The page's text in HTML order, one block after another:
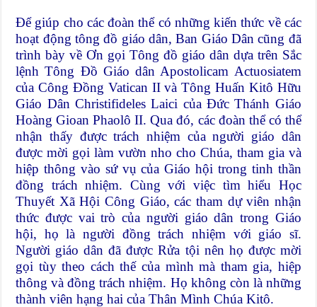
Để giúp cho các đoàn thể có những kiến thức về các
hoạt động tông đồ giáo dân, Ban Giáo Dân cũng đã
trình bày về Ơn gọi Tông đồ giáo dân dựa trên Sắc
lệnh Tông Đồ Giáo dân Apostolicam Actuosiatem
của Công Đồng Vatican II và Tông Huấn Kitô Hữu
Giáo Dân Christifideles Laici của Đức Thánh Giáo
Hoàng Gioan Phaolô II. Qua đó, các đoàn thể có thể
nhận thấy được trách nhiệm của người giáo dân
được mời gọi làm vườn nho cho Chúa, tham gia và
hiệp thông vào sứ vụ của Giáo hội trong tinh thần
đồng trách nhiệm. Cùng với việc tìm hiểu Học
Thuyết Xã Hội Công Giáo, các tham dự viên nhận
thức được vai trò của người giáo dân trong Giáo
hội, họ là người đồng trách nhiệm với giáo sĩ.
Người giáo dân đã được Rửa tội nên họ được mời
gọi tùy theo cách thế của mình mà tham gia, hiệp
thông và đồng trách nhiệm. Họ không còn là những
thành viên hạng hai của Thân Mình Chúa Kitô.